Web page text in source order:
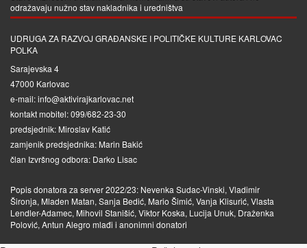
odražavaju nužno stav nakladnika i uredništva
UDRUGA ZA RAZVOJ GRAĐANSKE I POLITIČKE KULTURE KARLOVAC
POLKA
Sarajevska 4
47000 Karlovac
e-mail: info@aktivirajkarlovac.net
kontakt mobitel: 099/682-23-30
predsjednik: Miroslav Katić
zamjenik predsjednika: Marin Bakić
član Izvršnog odbora: Darko Lisac
Popis donatora za server 2022/23: Nevenka Sudac-Vinski, Vladimir
Šironja, Mladen Matan, Sanja Bedić, Mario Šimić, Vanja Klisurić, Vlasta
Lendler-Adamec, Mihovil Stanišić, Viktor Koska, Lucija Unuk, Draženka
Polović, Antun Alegro mlađi i anonimni donatori